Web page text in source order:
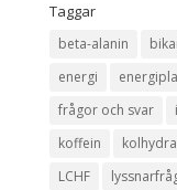
Taggar
beta-alanin
energi
frågor och svar
koffein
LCHF